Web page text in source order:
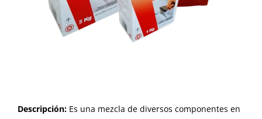
Descripción: Es una mezcla de diversos componentes en